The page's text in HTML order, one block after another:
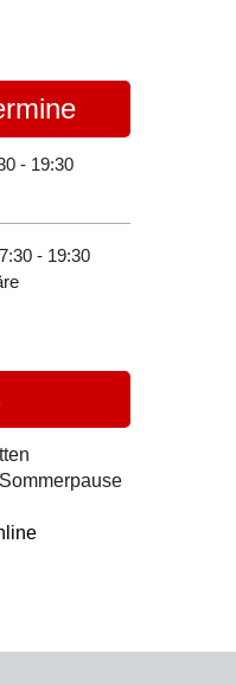
- 19:30
- 19:30